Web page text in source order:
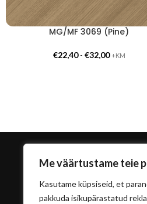
Me väärtustame teie
Kasutame küpsiseid, et
pakkuda isikupärastatud
MG/MF 3069 (Pine)
€22,40- €32,00 +KM